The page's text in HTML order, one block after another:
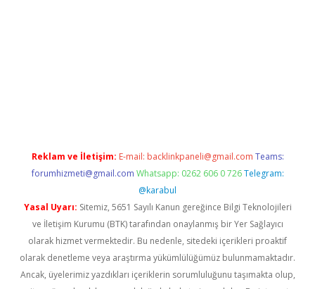
Reklam ve İletişim: E-mail: backlinkpaneli@gmail.com Teams:
forumhizmeti@gmail.com Whatsapp: 0262 606 0 726 Telegram:
@karabul
Yasal Uyarı: Sitemiz, 5651 Sayılı Kanun gereğince Bilgi Teknolojileri
ve İletişim Kurumu (BTK) tarafından onaylanmış bir Yer Sağlayıcı
olarak hizmet vermektedir. Bu nedenle, sitedeki içerikleri proaktif
olarak denetleme veya araştırma yükümlülüğümüz bulunmamaktadır.
Ancak, üyelerimiz yazdıkları içeriklerin sorumluluğunu taşımakta olup,